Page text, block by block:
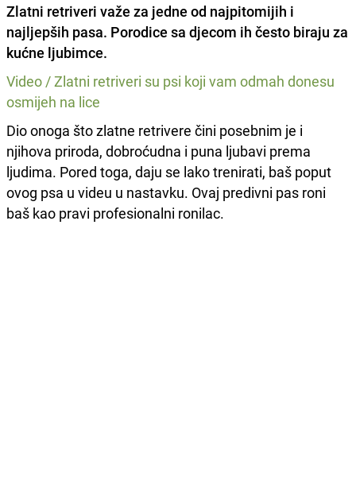
Zlatni retriveri važe za jedne od najpitomijih i
najljepših pasa. Porodice sa djecom ih često biraju za
kućne ljubimce.
Video / Zlatni retriveri su psi koji vam odmah donesu
osmijeh na lice
Dio onoga što zlatne retrivere čini posebnim je i
njihova priroda, dobroćudna i puna ljubavi prema
ljudima. Pored toga, daju se lako trenirati, baš poput
ovog psa u videu u nastavku. Ovaj predivni pas roni
baš kao pravi profesionalni ronilac.